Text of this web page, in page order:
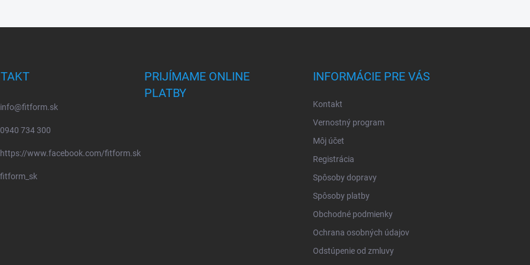
info@fitform.sk
0940 734 300
https://www.facebook.com/fitform.sk
fitform_sk
PRIJÍMAME ONLINE
PLATBY
INFORMÁCIE PRE VÁS
Kontakt
Vernostný program
Môj účet
Registrácia
Spôsoby dopravy
Spôsoby platby
Obchodné podmienky
Ochrana osobných údajov
Odstúpenie od zmluvy